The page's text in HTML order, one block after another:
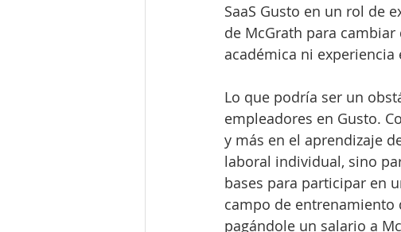
SaaS Gusto en un rol de
de McGrath para
académica ni
Lo que podría ser un
empleadores en Gusto.
y más en el aprendizaje
laboral individual, sino
bases para participar en
campo de
pagándole un salario a